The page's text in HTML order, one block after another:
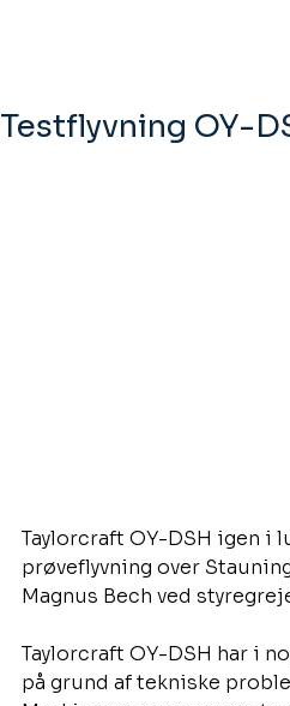
Testflyvning OY-
Taylorcraft OY-DSH igen i
prøveflyvning over
Magnus Bech ved
Taylorcraft OY-DSH har i
på grund af tekniske